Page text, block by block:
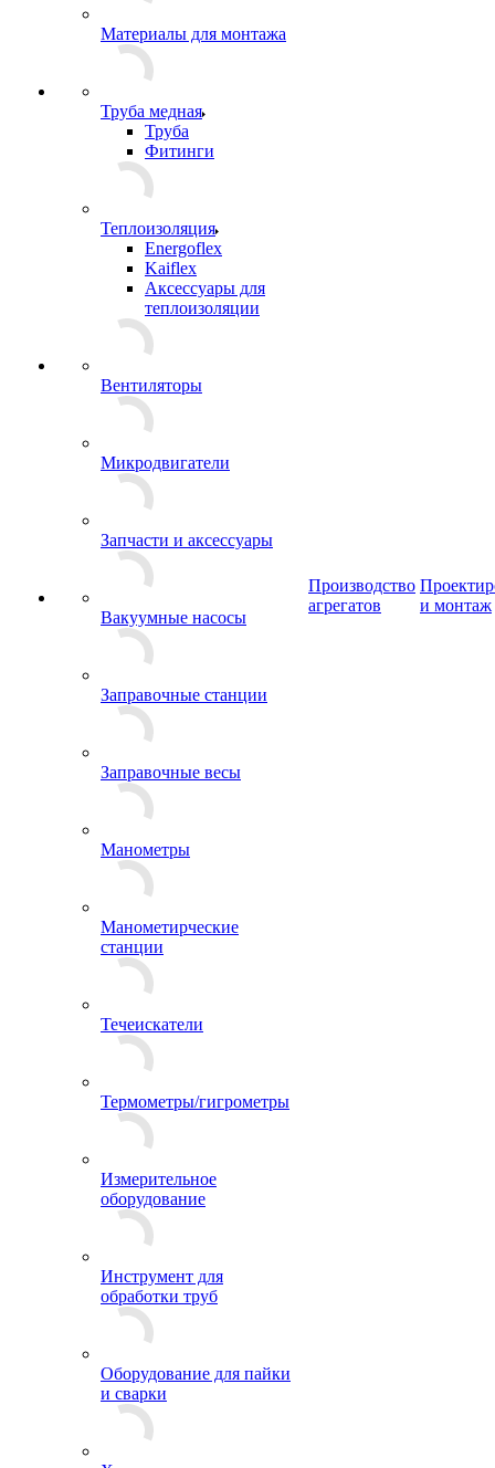
Материалы для монтажа
Труба медная
Труба
Фитинги
Теплоизоляция
Energoflex
Kaiflex
Аксессуары для
теплоизоляции
Вентиляторы
Микродвигатели
Запчасти и аксессуары
Вакуумные насосы
Заправочные станции
Заправочные весы
Манометры
Манометирческие
станции
Течеискатели
Термометры/гигрометры
Измерительное
оборудование
Инструмент для
обработки труб
Оборудование для пайки
и сварки
Производство
агрегатов
и монтаж